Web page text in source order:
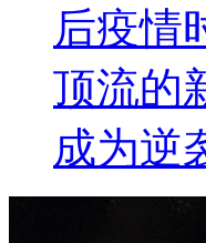
后疫情
顶流的
成为逆